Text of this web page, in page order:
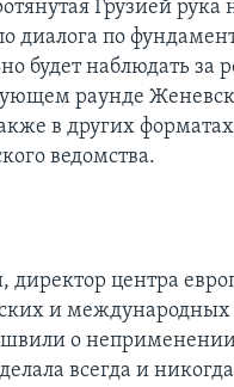
Грузией рука
диалога по
будет наблюдать за
раунде
в других
ведомства.
директор центра
и международных
о
всегда и